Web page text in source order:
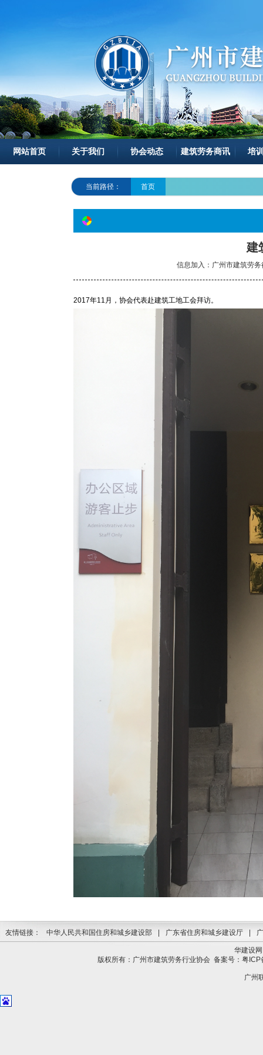
网站首页 关于我们 协会动态 建筑劳务商讯 培
当前路径： 首页
建
信息加入：广州市建筑劳务
2017年11月，协会代表赴建筑工地工会拜访。
友情链接： 中华人民共和国住房和城乡建设部 广东省住房和城乡建设厅
华建设网
版权所有：广州市建筑劳务行业协会备案号：粤
广州